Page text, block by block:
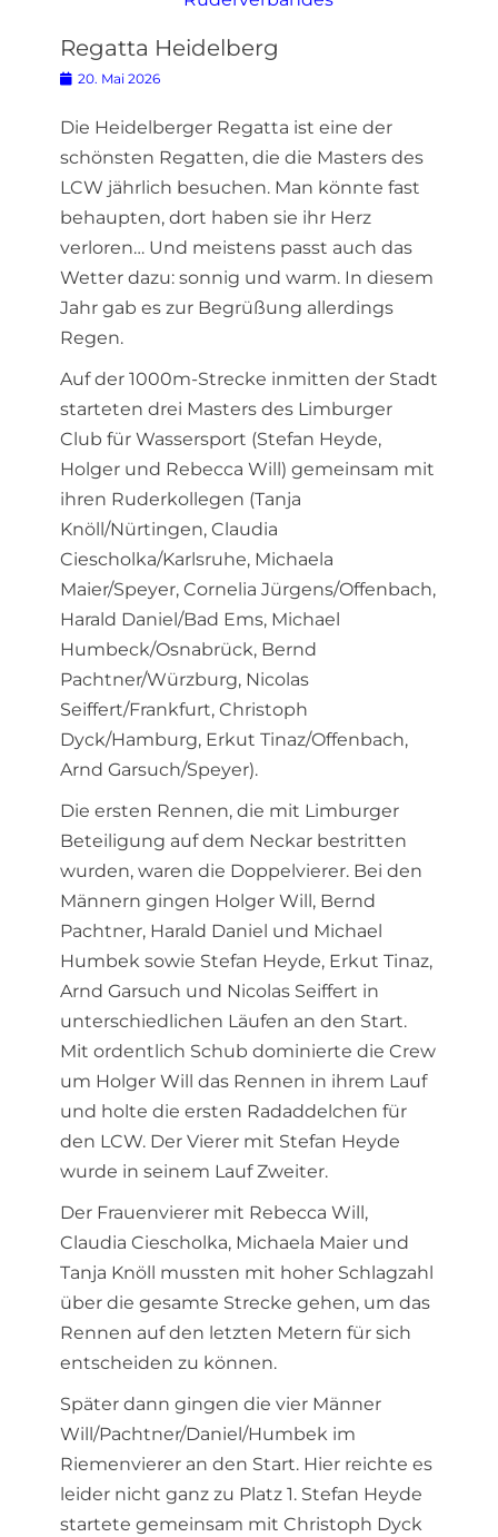
Regatta Heidelberg
Posted
20. Mai 2026
Die Heidelberger Regatta ist eine der
schönsten Regatten, die die Masters des
LCW jährlich besuchen. Man könnte fast
behaupten, dort haben sie ihr Herz
verloren… Und meistens passt auch das
Wetter dazu: sonnig und warm. In diesem
Jahr gab es zur Begrüßung allerdings
Regen.
Auf der 1000m-Strecke inmitten der Stadt
starteten drei Masters des Limburger
Club für Wassersport (Stefan Heyde,
Holger und Rebecca Will) gemeinsam mit
ihren Ruderkollegen (Tanja
Knöll/Nürtingen, Claudia
Ciescholka/Karlsruhe, Michaela
Maier/Speyer, Cornelia Jürgens/Offenbach,
Harald Daniel/Bad Ems, Michael
Humbeck/Osnabrück, Bernd
Pachtner/Würzburg, Nicolas
Seiffert/Frankfurt, Christoph
Dyck/Hamburg, Erkut Tinaz/Offenbach,
Arnd Garsuch/Speyer).
Die ersten Rennen, die mit Limburger
Beteiligung auf dem Neckar bestritten
wurden, waren die Doppelvierer. Bei den
Männern gingen Holger Will, Bernd
Pachtner, Harald Daniel und Michael
Humbek sowie Stefan Heyde, Erkut Tinaz,
Arnd Garsuch und Nicolas Seiffert in
unterschiedlichen Läufen an den Start.
Mit ordentlich Schub dominierte die Crew
um Holger Will das Rennen in ihrem Lauf
und holte die ersten Radaddelchen für
den LCW. Der Vierer mit Stefan Heyde
wurde in seinem Lauf Zweiter.
Der Frauenvierer mit Rebecca Will,
Claudia Ciescholka, Michaela Maier und
Tanja Knöll mussten mit hoher Schlagzahl
über die gesamte Strecke gehen, um das
Rennen auf den letzten Metern für sich
entscheiden zu können.
Später dann gingen die vier Männer
Will/Pachtner/Daniel/Humbek im
Riemenvierer an den Start. Hier reichte es
leider nicht ganz zu Platz 1. Stefan Heyde
startete gemeinsam mit Christoph Dyck